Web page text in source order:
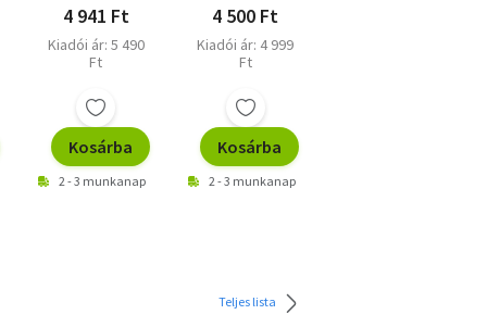
4 941 Ft
Kiadói ár: 5 490
Ft
Kosárba
2 - 3 munkanap
4 500 Ft
Kiadói ár: 4 999
Ft
Kosárba
2 - 3 munkanap
Teljes lista